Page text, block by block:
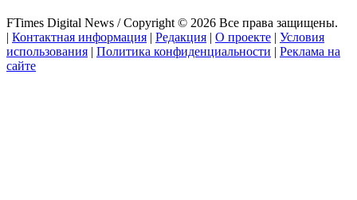
FTimes Digital News / Copyright © 2026 Все права защищены.
| Контактная информация | Редакция | О проекте | Условия
использования | Политика конфиденциальности | Реклама на
сайте